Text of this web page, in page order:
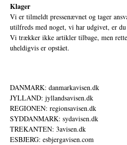
Klager
Vi er tilmeldt pressenævnet og tager
utilfreds med noget, vi har udgivet, er
Vi trækker ikke artikler tilbage, men
uheldigvis er opstået.
DANMARK: danmarkavisen.dk
JYLLAND: jyllandsavisen.dk
REGIONEN: regionsavisen.dk
SYDDANMARK: sydavisen.dk
TREKANTEN: 3avisen.dk
ESBJERG: esbjergavisen.com